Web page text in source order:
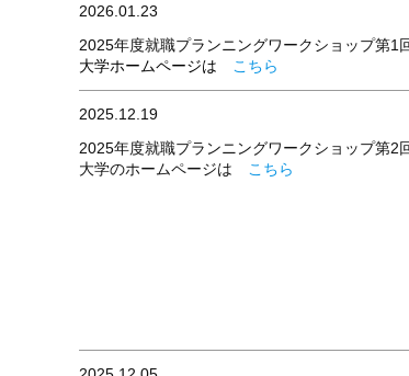
2026.01.23
2025年度就職プランニングワークショップ第
大学ホームページは
こちら
2025.12.19
2025年度就職プランニングワークショップ第
大学のホームページは
こちら